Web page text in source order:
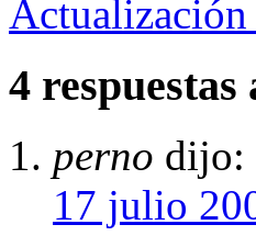
4 respuestas
perno dijo:
17 julio